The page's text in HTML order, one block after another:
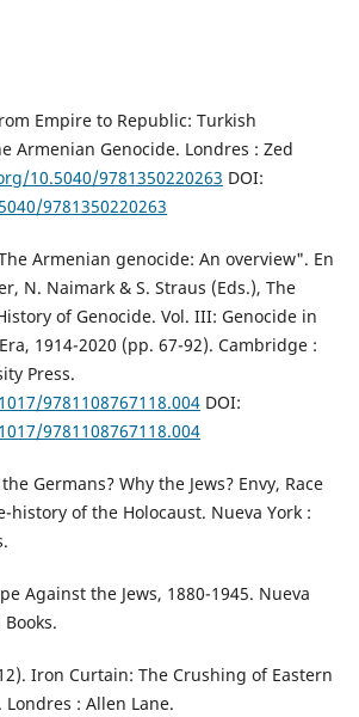
Empire to Republic: Turkish
Armenian Genocide. Londres : Zed
10.5040/9781350220263 DOI:
9781350220263
Armenian genocide: An overview". En
N. Naimark & S. Straus (Eds.), The
of Genocide. Vol. III: Genocide in
1914-2020 (pp. 67-92). Cambridge :
Press.
9781108767118.004DOI:
9781108767118.004
Germans? Why the Jews? Envy, Race
history of the Holocaust. Nueva York :
Against the Jews, 1880-1945. Nueva
Iron Curtain: The Crushing of Eastern
Londres : Allen Lane.